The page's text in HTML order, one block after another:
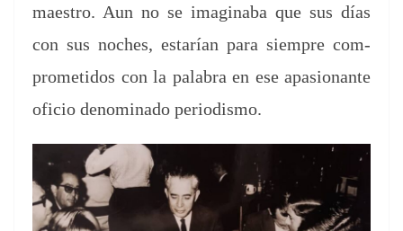
mae­stro. Aun no se imag­in­a­ba que sus días
con sus noches, estarían para siem­pre com­
pro­meti­dos con la pal­abra en ese apa­sio­n­ante
ofi­cio denom­i­na­do periodismo.